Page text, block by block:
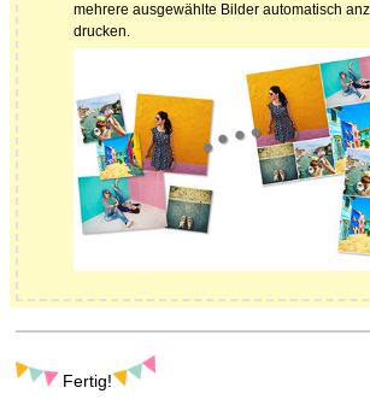
mehrere ausgewählte Bilder automatisch
drucken.
Fertig!